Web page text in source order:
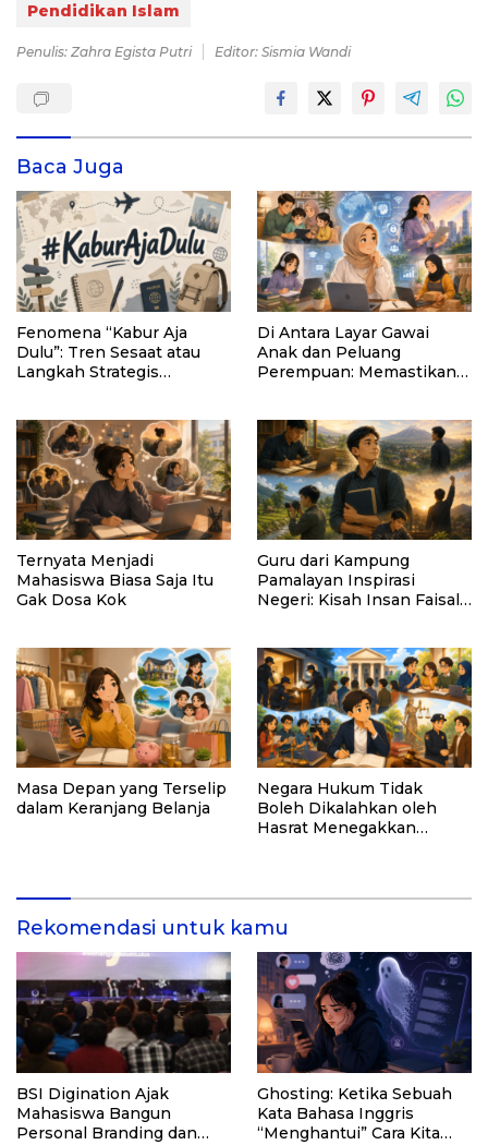
Pendidikan Islam
Penulis: Zahra Egista Putri Editor: Sismia Wandi
Baca Juga
Fenomena “Kabur Aja
Dulu”: Tren Sesaat atau
Langkah Strategis
Di Antara Layar Gawai
Anak dan Peluang
Perempuan: Memastikan
Ternyata Menjadi
Mahasiswa Biasa Saja Itu
Gak Dosa Kok
Guru dari Kampung
Pamalayan Inspirasi
Negeri: Kisah Insan Faisal
Pelosok Negeri”
Masa Depan yang Terselip
dalam Keranjang Belanja
Negara Hukum Tidak
Boleh Dikalahkan oleh
Hasrat Menegakkan
Rekomendasi untuk kamu
BSI Digination Ajak
Mahasiswa Bangun
Personal Branding dan
Ghosting: Ketika Sebuah
Kata Bahasa Inggris
“Menghantui” Cara Kita